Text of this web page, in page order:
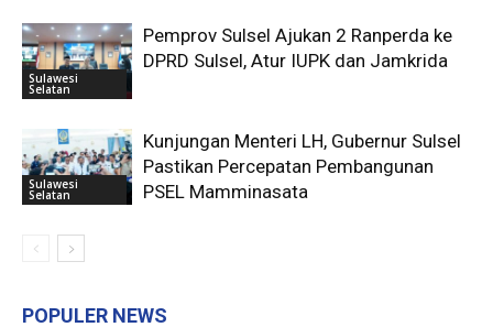
Sulawesi
Selatan
Pemprov Sulsel Ajukan 2 Ranperda ke
DPRD Sulsel, Atur IUPK dan Jamkrida
Sulawesi
Selatan
Kunjungan Menteri LH, Gubernur Sulsel
Pastikan Percepatan Pembangunan
PSEL Mamminasata
POPULER NEWS